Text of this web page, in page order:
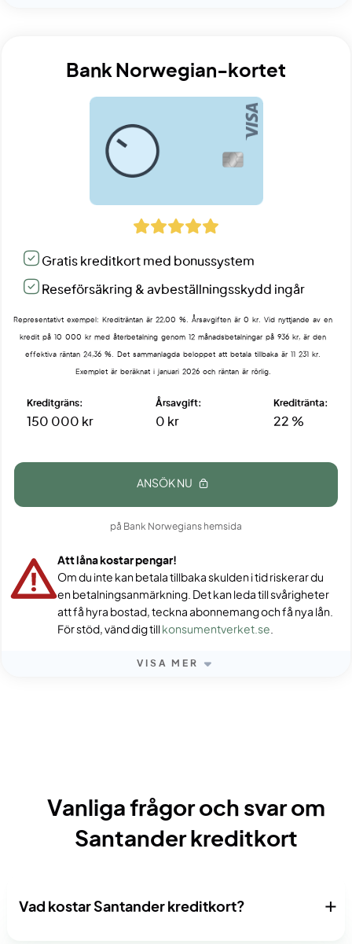
Bank Norwegian-kortet
Gratis kreditkort med bonussystem
Reseförsäkring & avbeställningsskydd ingår
Representativt exempel: Krediträntan är 22,00 %. Årsavgiften är 0 kr. Vid nyttjande av en
kredit på 10 000 kr med återbetalning genom 12 månadsbetalningar på 936 kr, är den
effektiva räntan 24,36 %. Det sammanlagda beloppet att betala tillbaka är 11 231 kr.
Exemplet är beräknat i januari 2026 och räntan är rörlig.
Kreditgräns:
150 000 kr
Årsavgift:
0 kr
Kreditränta:
22 %
ANSÖK NU
på Bank Norwegians hemsida
Att låna kostar pengar!
Om du inte kan betala tillbaka skulden i tid riskerar du
en betalningsanmärkning. Det kan leda till svårigheter
att få hyra bostad, teckna abonnemang och få nya lån.
För stöd, vänd dig till
konsumentverket.se.
VISA MER
Vanliga frågor och svar om
Santander kreditkort
Vad kostar Santander kreditkort?